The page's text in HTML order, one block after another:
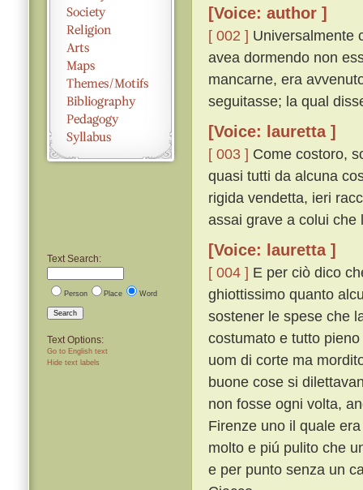
Text Search:
Person Place Word
Search
Text Options:
Go to English text
Hide text labels
[Voice: author ]
[ 002 ] Universalmente
avea dormendo non
mancarne, era
seguitasse; la qual
[Voice: lauretta ]
[ 003 ] Come costoro,
quasi tutti da alcuna
rigida vendetta, ieri
assai grave a colui che
[Voice: lauretta ]
[ 004 ] E per ciò dico
ghiottissimo quanto
sostener le spese che
costumato e tutto
uom di corte ma
buone cose si
non fosse ogni volta,
Firenze uno il quale
molto e piú pulito che
e per punto senza un